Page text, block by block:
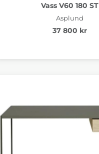
Vass V60 180 ST
Asplund
37 800 kr